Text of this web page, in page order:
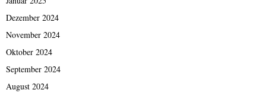
Dezember 2024
November 2024
Oktober 2024
September 2024
August 2024